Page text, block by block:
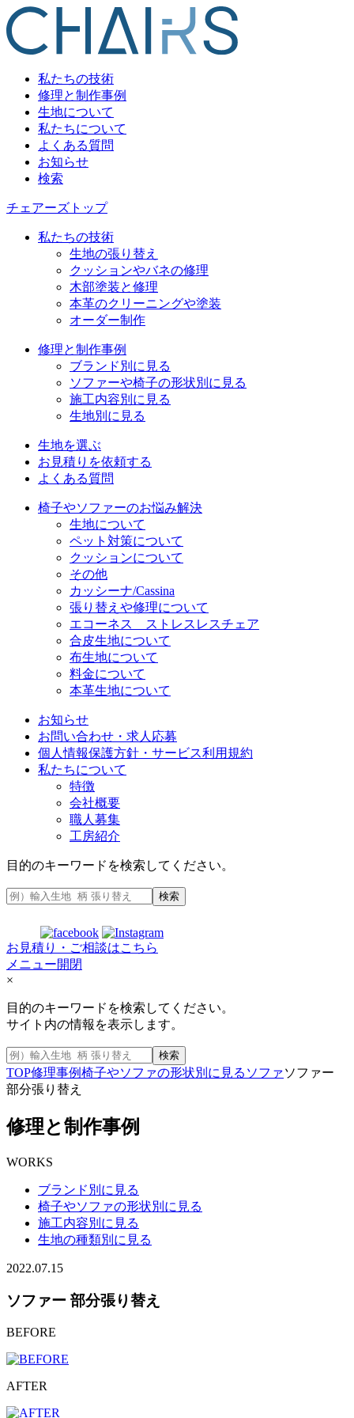
私たちの技術
修理と制作事例
生地について
私たちについて
よくある質問
お知らせ
検索
チェアーズトップ
私たちの技術
生地の張り替え
クッションやバネの修理
木部塗装と修理
本革のクリーニングや塗装
オーダー制作
修理と制作事例
ブランド別に見る
ソファーや椅子の形状別に見る
施工内容別に見る
生地別に見る
生地を選ぶ
お見積りを依頼する
よくある質問
椅子やソファーのお悩み解決
生地について
ペット対策について
クッションについて
その他
カッシーナ/Cassina
張り替えや修理について
エコーネス ストレスレスチェア
合皮生地について
布生地について
料金について
本革生地について
お知らせ
お問い合わせ・求人応募
個人情報保護方針・サービス利用規約
私たちについて
特徴
会社概要
職人募集
工房紹介
目的のキーワードを検索してください。
検索
お見積り・ご相談はこちら
メニュー開閉
×
目的のキーワードを検索してください。
サイト内の情報を表示します。
検索
TOP修理事例椅子やソファの形状別に見る ソファソファー
部分張り替え
修理と制作事例
WORKS
ブランド別に見る
椅子やソファの形状別に見る
施工内容別に見る
生地の種類別に見る
2022.07.15
ソファー 部分張り替え
BEFORE
AFTER